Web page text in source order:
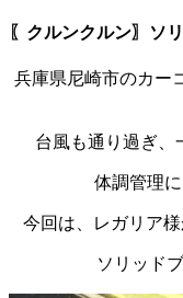
〖クルンクルン〗ソ
兵庫県尼崎市のカー
台風も通り過ぎ、
体調管理
今回は、レガリア
ソリッド